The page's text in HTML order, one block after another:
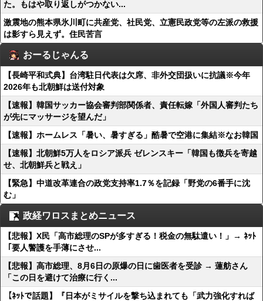
た。もはや取り返しがつかない...
激震地の熊本県氷川町に共産党、社民党、立憲民政党等の左派の救援
は影すら見えず。住民苦言
おーるじゃんる
【長崎平和式典】台湾駐日代表は欠席、非外交団扱いに抗議※今年
2026年も北朝鮮は送付対象
【速報】韓国サッカー協会審判部関係者、責任転嫁「外国人審判たち
が先にマッサージを望んだ」
【速報】ホームレス「暑い、暑すぎる」酷暑で空港に集結※なお韓国
【速報】北朝鮮5万人をロシア派兵 ゼレンスキー「韓国も徴兵を寄越
せ、北朝鮮兵と戦え」
【緊急】中道改革連合の政党支持率1.7％を記録「野党の6番手に沈
む」
政経ワロスまとめニュース
【悲報】X民「高市総理のSPが多すぎる！税金の無駄遣い！」→ ﾈｯﾄ
「要人警護を手薄にさせ...
【悲報】高市総理、8月6日の原爆の日に歯医者を受診 → 蓮舫さん
「この日を避けて治療に行く...
【ﾈｯﾄで話題】『日本がミサイルを撃ち込まれても「武力強化すれば